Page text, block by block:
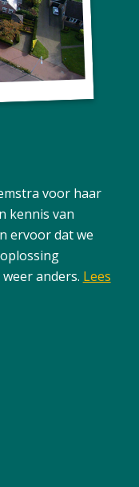
voor haar
kennis van
ervoor dat we
anders. Lees